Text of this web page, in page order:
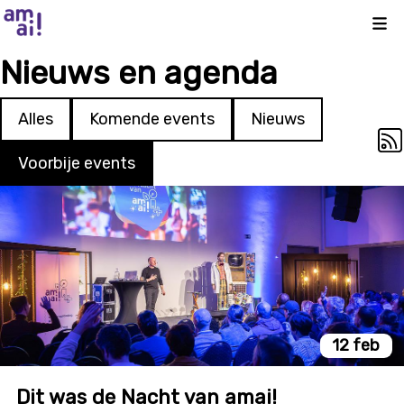
Nieuws en agenda
Alles Komende events Nieuws
Voorbije events
12 feb
Dit was de Nacht van amai!